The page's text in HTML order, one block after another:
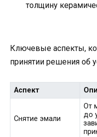
толщину
Ключевые аспекты,
принятии решения об
Аспект
Снятие эмали
От
до